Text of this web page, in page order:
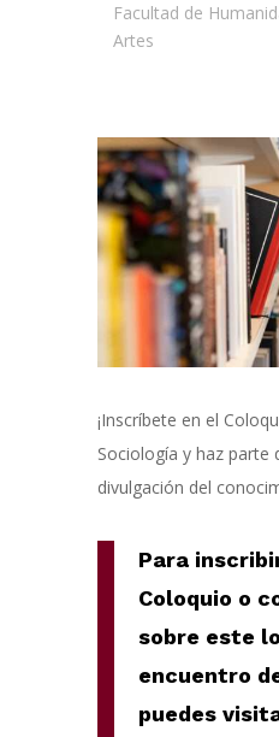
Facultad de
Artes
¡Inscríbete en el
Sociología y haz parte
divulgación del
Para
Coloquio o
sobre este
encuentro
puedes